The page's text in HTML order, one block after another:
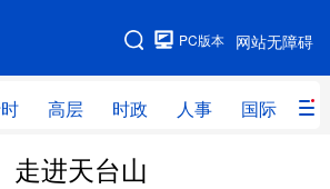
网站无障碍
PC版本
高层 时政 人事 国际 财
网站地图
高层 时政
走进天台山